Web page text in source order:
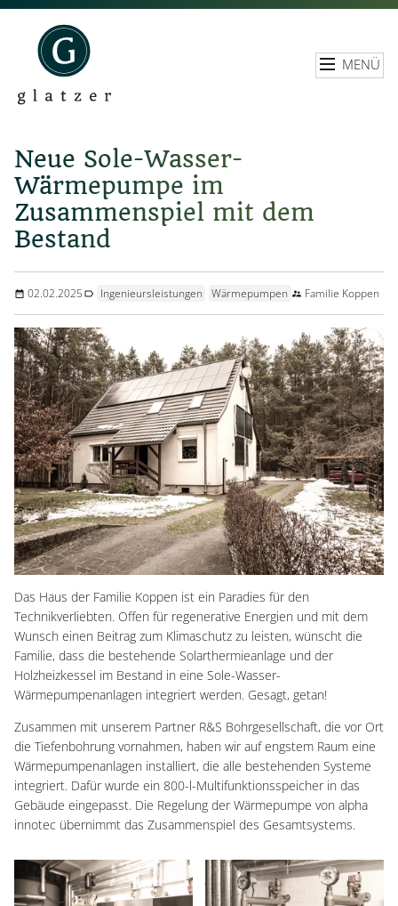
MENÜ
Neue Sole-Wasser-
Wärmepumpe im
Zusammenspiel mit dem
Bestand
02.02.2025 Ingenieursleistungen Wärmepumpen Familie Koppen
Das Haus der Familie Koppen ist ein Paradies für den
Technikverliebten. Offen für regenerative Energien und mit dem
Wunsch einen Beitrag zum Klimaschutz zu leisten, wünscht die
Familie, dass die bestehende Solarthermieanlage und der
Holzheizkessel im Bestand in eine Sole-Wasser-
Wärmepumpenanlagen integriert werden. Gesagt, getan!
Zusammen mit unserem Partner R&S Bohrgesellschaft, die vor Ort
die Tiefenbohrung vornahmen, haben wir auf engstem Raum eine
Wärmepumpenanlagen installiert, die alle bestehenden Systeme
integriert. Dafür wurde ein 800-l-Multifunktionsspeicher in das
Gebäude eingepasst. Die Regelung der Wärmepumpe von alpha
innotec übernimmt das Zusammenspiel des Gesamtsystems.